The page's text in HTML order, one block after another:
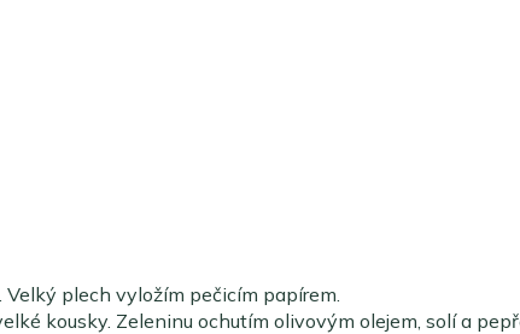
plech vyložím pečicím papírem.
kousky. Zeleninu ochutím olivovým olejem, solí a